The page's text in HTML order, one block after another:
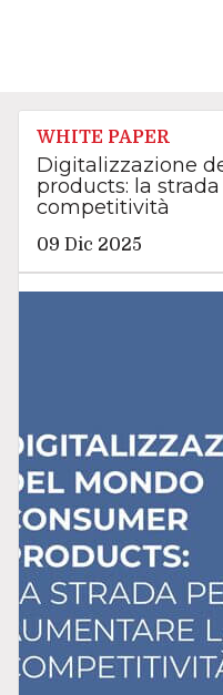
WHITE PAPER
Digitalizzazione
products: la
competitività
09 Dic 2025